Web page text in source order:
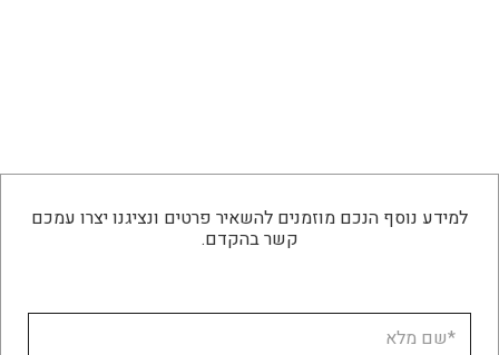
למידע נוסף הנכם מוזמנים להשאיר פרטים ונציגנו יצרו עמכם
קשר בהקדם.